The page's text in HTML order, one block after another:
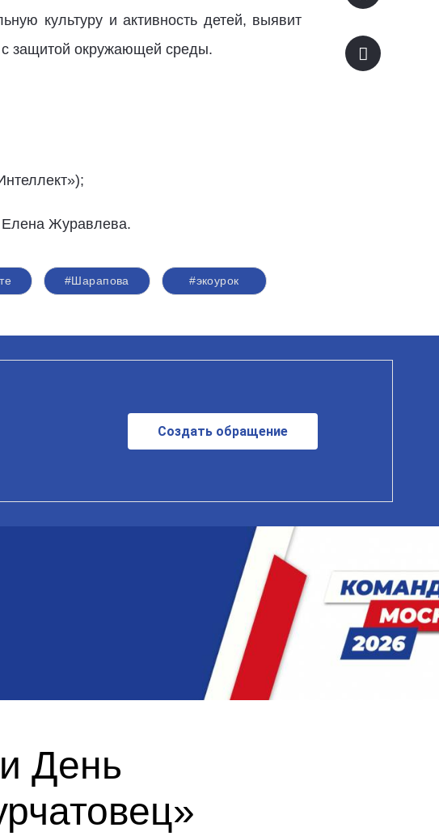
культуру и активность детей, выявит
с защитой окружающей среды.
Елена Журавлева.
#Шарапова #экоурок
Создать обращение
День